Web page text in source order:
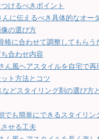
けるべきポイント
んに伝えるべき具体的なオー
の選び方
格に合わせて調整してもらう
合わせ内容
ん風ヘアスタイルを自宅で再
ト方法とコツ
などスタイリング剤の選び方
でも簡単にできるスタイリン
せる工夫